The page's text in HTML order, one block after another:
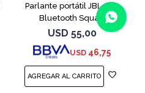
Parlante portátil JBL Go4
Bluetooth Squad
USD 55,00
USD 46,75
(0/4)